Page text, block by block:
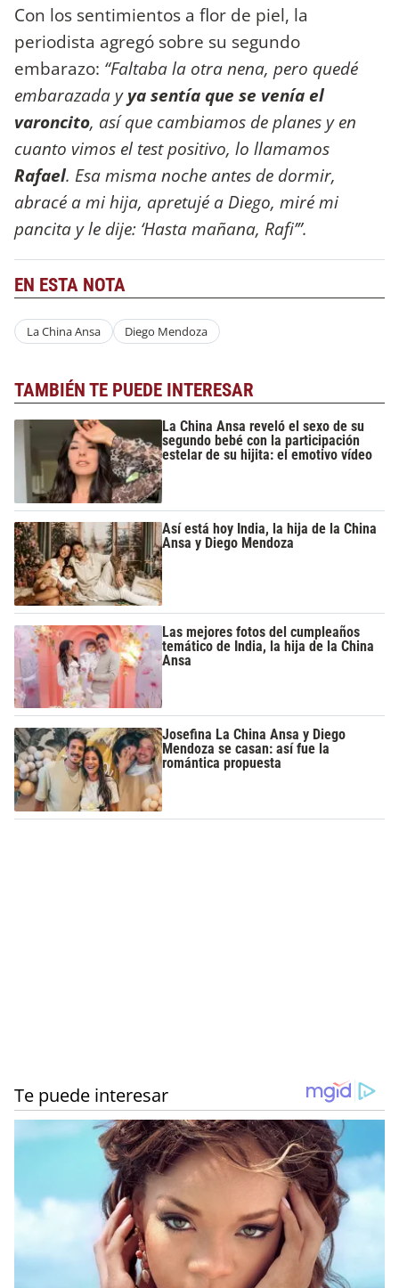
Con los sentimientos a flor de piel, la
periodista agregó sobre su segundo
embarazo: “Faltaba la otra nena, pero quedé
embarazada yya sentía que se venía el
varoncito, así que cambiamos de planes y en
cuanto vimos el test positivo, lo llamamos
Rafael. Esa misma noche antes de dormir,
abracé a mi hija, apretujé a Diego, miré mi
pancita y le dije: ‘Hasta mañana, Rafi’”.
EN ESTA NOTA
La China Ansa Diego Mendoza
TAMBIÉN TE PUEDE INTERESAR
La China Ansa reveló el sexo de su
segundo bebé con la participación
estelar de su hijita: el emotivo vídeo
Así está hoy India, la hija de la China
Ansa y Diego Mendoza
Las mejores fotos del cumpleaños
temático de India, la hija de la China
Ansa
Josefina La China Ansa y Diego
Mendoza se casan: así fue la
romántica propuesta